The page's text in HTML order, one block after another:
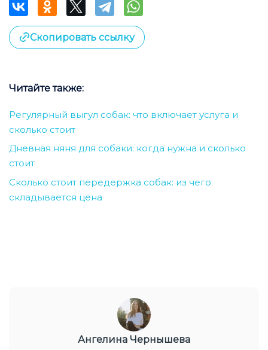
Скопировать ссылку
Читайте также:
Регулярный выгул собак: что включает услуга и
сколько стоит
Дневная няня для собаки: когда нужна и сколько
стоит
Сколько стоит передержка собак: из чего
складывается цена
Ангелина Чернышева